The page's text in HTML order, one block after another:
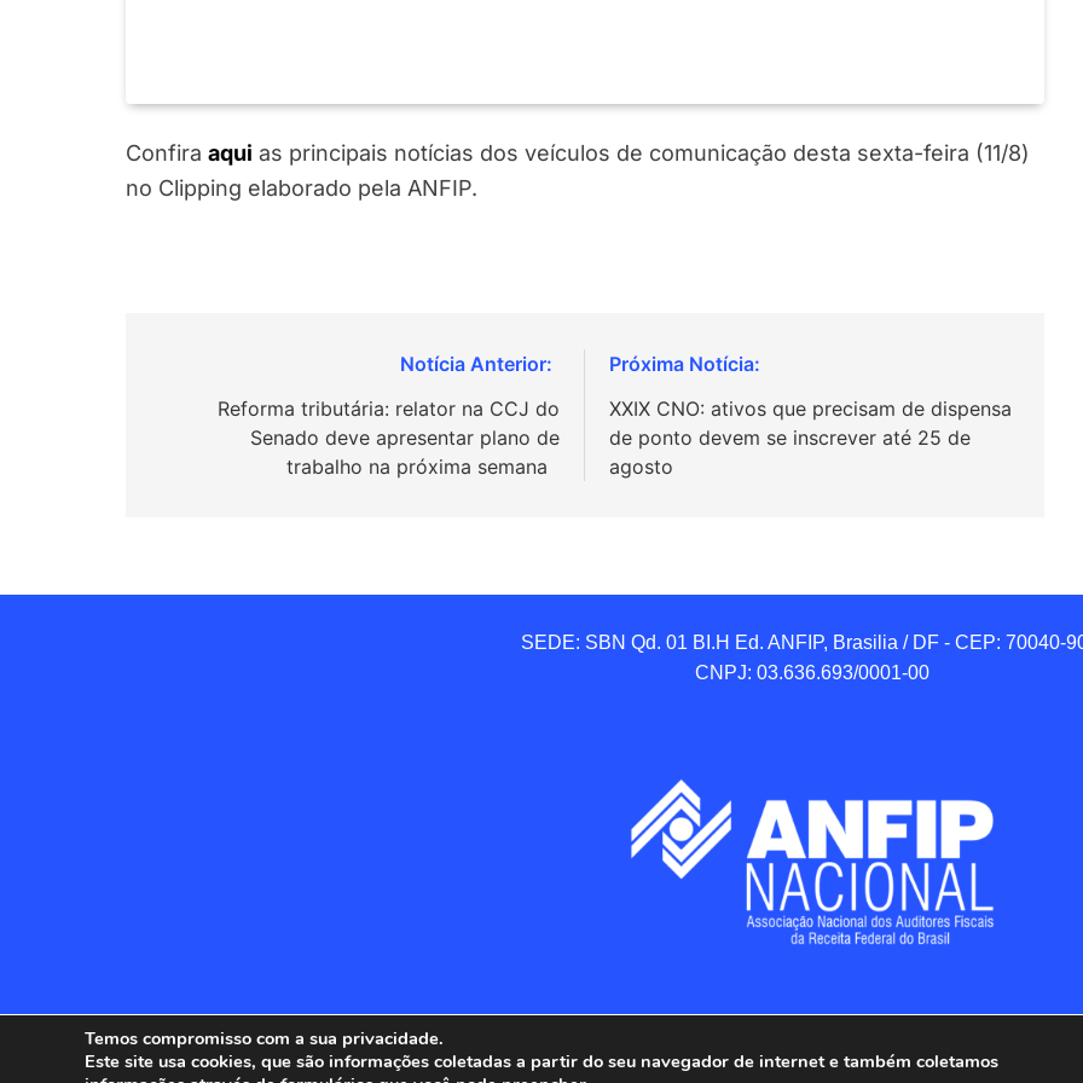
Confira aqui as principais notícias dos veículos de comunicação desta sexta-feira (11/8)
no Clipping elaborado pela ANFIP.
Reforma tributária: relator na CCJ do
Senado deve apresentar plano de
trabalho na próxima semana
XXIX CNO: ativos que precisam de dispensa
de ponto devem se inscrever até 25 de
agosto
SEDE: SBN Qd. 01 BI.H Ed. ANFIP, Brasilia / DF - CEP: 70040-
CNPJ: 03.636.693/0001-00
Temos compromisso com a sua privacidade.
Este site usa cookies, que são informações coletadas a partir do seu navegador de internet e também coletamos